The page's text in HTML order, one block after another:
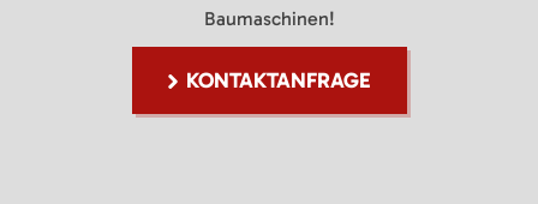
Baumaschinen!
KONTAKTANFRAGE